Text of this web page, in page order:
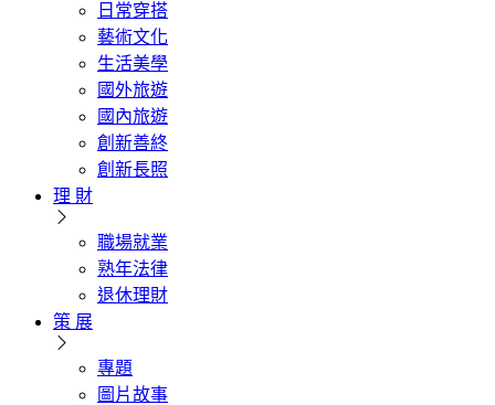
日常穿搭
藝術文化
生活美學
國外旅遊
國內旅遊
創新善終
創新長照
理 財
職場就業
熟年法律
退休理財
策 展
專題
圖片故事